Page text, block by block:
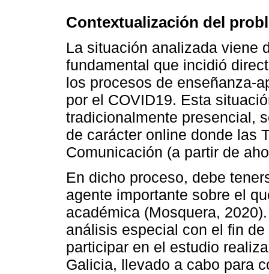
Contextualización del
La situación analizada viene
fundamental que incidió
los procesos de enseñanza-
por el COVID19. Esta
tradicionalmente presencial,
de carácter online donde las
Comunicación (a partir de
En dicho proceso, debe
agente importante sobre el
académica (Mosquera,
análisis especial con el fin
participar en el estudio
Galicia, llevado a cabo para